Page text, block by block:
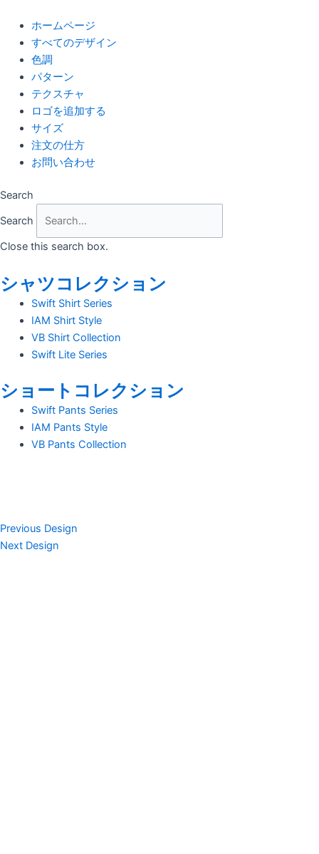
content
ホームページ
すべてのデザイン
色調
パターン
テクスチャ
ロゴを追加する
サイズ
注文の仕方
お問い合わせ
Search
Search
Close this search box.
シャツコレクション
Swift Shirt Series
IAM Shirt Style
VB Shirt Collection
Swift Lite Series
ショートコレクション
Swift Pants Series
IAM Pants Style
VB Pants Collection
Previous Design
Next Design